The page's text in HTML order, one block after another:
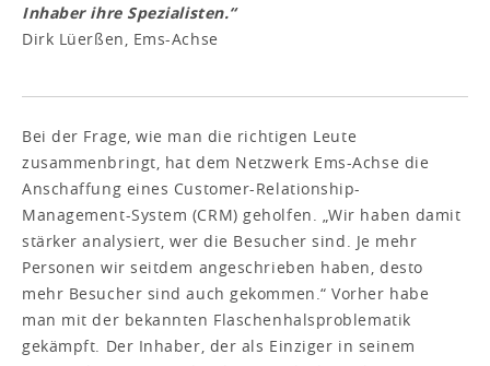
Inhaber ihre Spezialisten.“
Dirk Lüerßen, Ems-Achse
Bei der Frage, wie man die richtigen Leute
zusammenbringt, hat dem Netzwerk Ems-Achse die
Anschaffung eines Customer-Relationship-
Management-System (CRM) geholfen. „Wir haben damit
stärker analysiert, wer die Besucher sind. Je mehr
Personen wir seitdem angeschrieben haben, desto
mehr Besucher sind auch gekommen.“ Vorher habe
man mit der bekannten Flaschenhalsproblematik
gekämpft. Der Inhaber, der als Einziger in seinem